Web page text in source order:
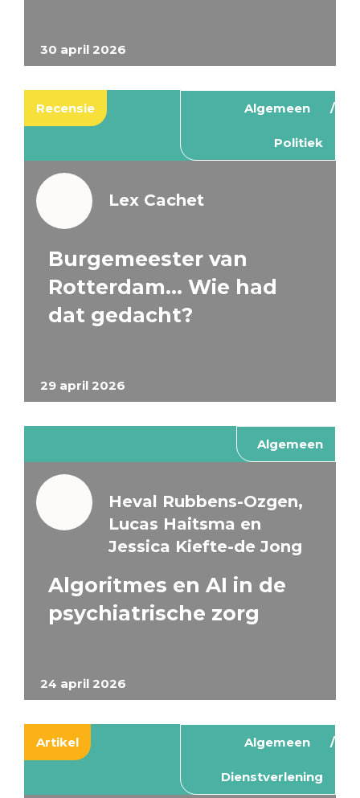
30 april 2026
Recensie Algemeen
Politiek
29 april 2026
Lex Cachet
Burgemeester van
Rotterdam… Wie had
dat gedacht?
Algemeen
24 april 2026
Heval Rubbens-Ozgen,
Lucas Haitsma en
Jessica Kiefte-de Jong
Algoritmes en AI in de
psychiatrische zorg
Artikel Algemeen
Dienstverlening